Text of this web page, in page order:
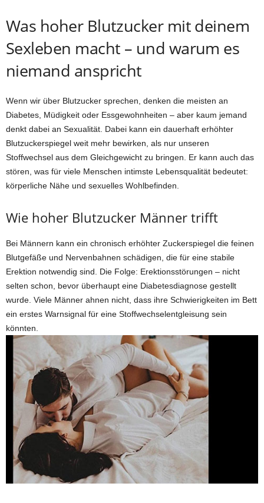
Was hoher Blutzucker mit deinem
Sexleben macht – und warum es
niemand anspricht
Wenn wir über Blutzucker sprechen, denken die meisten an
Diabetes, Müdigkeit oder Essgewohnheiten – aber kaum jemand
denkt dabei an Sexualität. Dabei kann ein dauerhaft erhöhter
Blutzuckerspiegel weit mehr bewirken, als nur unseren
Stoffwechsel aus dem Gleichgewicht zu bringen. Er kann auch das
stören, was für viele Menschen intimste Lebensqualität bedeutet:
körperliche Nähe und sexuelles Wohlbefinden.
Wie hoher Blutzucker Männer trifft
Bei Männern kann ein chronisch erhöhter Zuckerspiegel die feinen
Blutgefäße und Nervenbahnen schädigen, die für eine stabile
Erektion notwendig sind. Die Folge: Erektionsstörungen – nicht
selten schon, bevor überhaupt eine Diabetesdiagnose gestellt
wurde. Viele Männer ahnen nicht, dass ihre Schwierigkeiten im Bett
ein erstes Warnsignal für eine Stoffwechselentgleisung sein
könnten.